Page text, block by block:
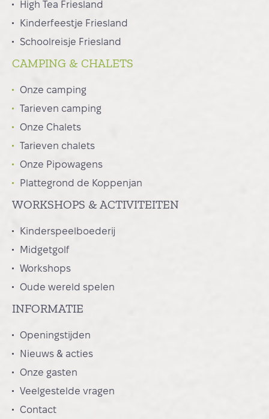
High Tea Friesland
Kinderfeestje Friesland
Schoolreisje Friesland
CAMPING & CHALETS
Onze camping
Tarieven camping
Onze Chalets
Tarieven chalets
Onze Pipowagens
Plattegrond de Koppenjan
WORKSHOPS & ACTIVITEITEN
Kinderspeelboederij
Midgetgolf
Workshops
Oude wereld spelen
INFORMATIE
Openingstijden
Nieuws & acties
Onze gasten
Veelgestelde vragen
Contact